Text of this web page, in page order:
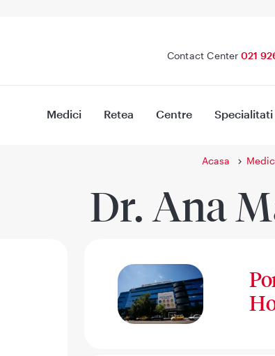
Contact Center 021
Medici Retea Centre Specialitati
Acasa
Dr. Ana